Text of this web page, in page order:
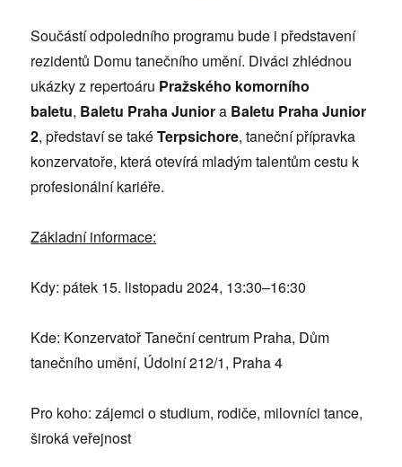
Součástí odpoledního programu bude i představení
rezidentů Domu tanečního umění. Diváci zhlédnou
ukázky z repertoáru Pražského komorního
baletu, Baletu Praha Juniora Baletu Praha Junior
2, představí se takéTerpsichore, taneční přípravka
konzervatoře, která otevírá mladým talentům cestu k
profesionální kariéře.
Základní informace:
Kdy: pátek 15. listopadu 2024, 13:30–16:30
Kde: Konzervatoř Taneční centrum Praha, Dům
tanečního umění, Údolní 212/1, Praha 4
Pro koho: zájemci o studium, rodiče, milovníci tance,
široká veřejnost